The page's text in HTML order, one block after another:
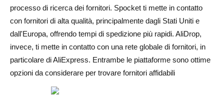
processo di ricerca dei fornitori. Spocket ti mette in contatto
con fornitori di alta qualità, principalmente dagli Stati Uniti e
dall'Europa, offrendo tempi di spedizione più rapidi. AliDrop,
invece, ti mette in contatto con una rete globale di fornitori, in
particolare di AliExpress. Entrambe le piattaforme sono ottime
opzioni da considerare per trovare fornitori affidabili